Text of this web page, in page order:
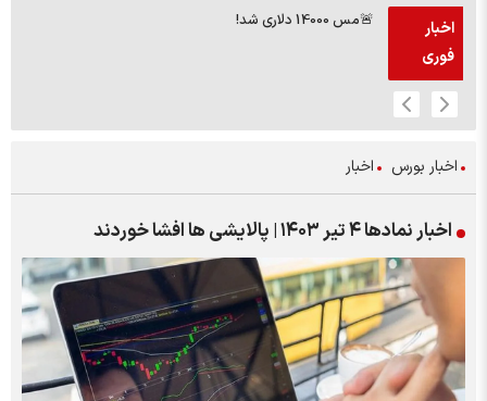
اخبار
فوری
🚨مس 14000 دلاری شد!
اخبار بورس اخبار
اخبار نماد‌ها ۴ تیر ۱۴۰۳ | پالایشی ها افشا خوردند